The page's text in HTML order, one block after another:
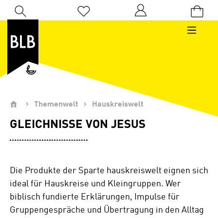
Zum Hauptinhalt springen
Du hast 0 Produkte auf dem Merkzettel
Themenwelt Hauskreiswelt
GLEICHNISSE VON JESUS
Die Produkte der Sparte hauskreiswelt eignen sich
ideal für Hauskreise und Kleingruppen. Wer
biblisch fundierte Erklärungen, Impulse für
Gruppengespräche und Übertragung in den Alltag